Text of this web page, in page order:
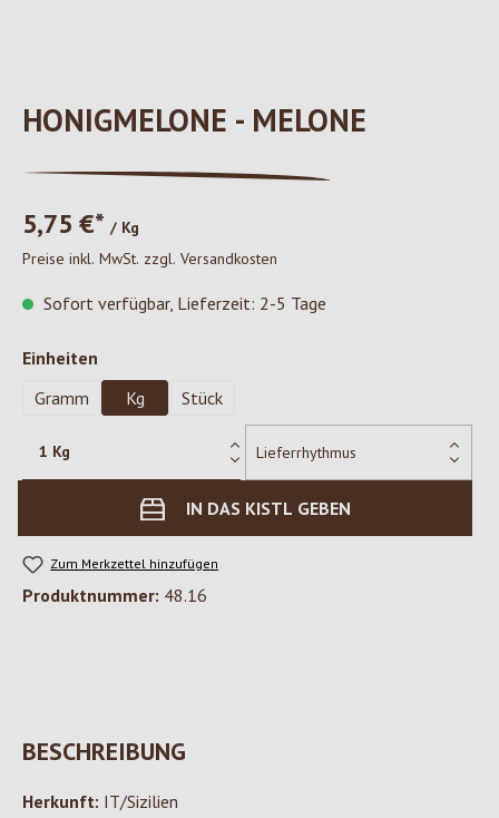
HONIGMELONE - MELONE
5,75 €* / Kg
Preise inkl. MwSt. zzgl. Versandkosten
Sofort verfügbar, Lieferzeit: 2-5 Tage
Einheiten
Gramm
Kg Stück
IN DAS KISTL GEBEN
Zum Merkzettel hinzufügen
Produktnummer: 48.16
BESCHREIBUNG
Herkunft: IT/Sizilien